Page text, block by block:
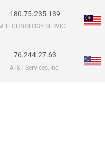
180.75.235.139
TM TECHNOLOGY SERVICES SDN BHD
76.244.27.63
AT&T Services, Inc.